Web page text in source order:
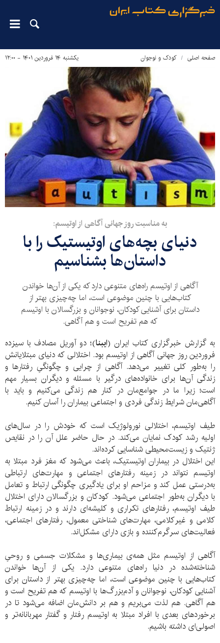
صفحه اصلی کودک و نوجوان یکشنبه ۱۴ فروردین ۱۴۰۱ - ۱۲:۰۰
به مناسبت روز جهانی آگاهی از اوتیسم:
دنیای بچه‌های اوتیستیک را با
داستان‌ها بشناسیم
آگاهی از اوتیسم راه‌های متنوعی دارد که یکی از آن‌ها خواندن
کتاب‌هایی با چنین موضوعی است، اما چه‌چیزی بهتر از
داستان برای آشنایی کودکان، نوجوانان و بزرگسالان با اوتیسم
که هم تفریح است و هم آگاهی.
به گزارش خبرگزاری کتاب ایران (ایبنا)؛ دو آوریل مصادف با سیزده
فروردین روز جهانی آگاهی از اوتیسم بود. اختلالی که دنیای مبتلایانش
را به‌طور کلی تغییر می‌دهد. آگاهی از چرایی و چگونگیِ رفتارها و
زندگی آن‌ها برای خانواده‌های درگیر با مسئله و دیگران بسیار مهم
است؛ زیرا ما در جوامع‌مان در کنار هم زندگی می‌کنیم و باید با
آگاهی‌مان شرایط زندگی فردی و اجتماعی بیماران را آسان کنیم.
طیف اوتیسم، اختلالی نورولوژیک است که خودش را در سال‌های
اولیه رشد کودک نمایان می‌کند. در حال حاضر علل آن را در نقایص
ژنتیک و زیست‌محیطی شناسایی کرده‌اند.
اين اختلال در بيماران اوتيستيک، باعث می‌شود كه مغز فرد مبتلا به
اوتیسم نتواند در زمينه رفتارهای اجتماعی و مهارت‌های ارتباطی
به‌درستی عمل كند و مزاحم او برای يادگيری چگونگی ارتباط و تعامل
با ديگران به‌طور اجتماعی می‌شود. كودكان و بزرگسالان دارای اختلال
طیف اوتیسم، رفتارهای تکراری و کلیشه‌ای دارند و در زمينه ارتباط
كلامی و غيركلامی، مهارت‌های شناختی معمول، رفتارهای اجتماعی،
فعاليت‌های سرگرم‌كننده و بازی دارای مشكل‌اند.
آگاهی از اوتیسم مثل همه‌ی بیماری‌ها و مشکلات جسمی و روحیِ
شناخته‌شده در دنیا راه‌های متنوعی دارد. یکی از آن‌ها خواندن
کتاب‌هایی با چنین موضوعی است، اما چه‌چیزی بهتر از داستان برای
آشنایی کودکان، نوجوانان و آدم‌بزرگ‌ها با اوتیسم که هم تفریح است و
هم آگاهی. هم لذت می‌بریم و هم بر دانش‌مان اضافه می‌شود تا در
برخوردهای بعدی با افراد مبتلا به اوتیسم رفتار و گفتار مهربانانه‌تر و
اصولی‌ای داشته باشیم.